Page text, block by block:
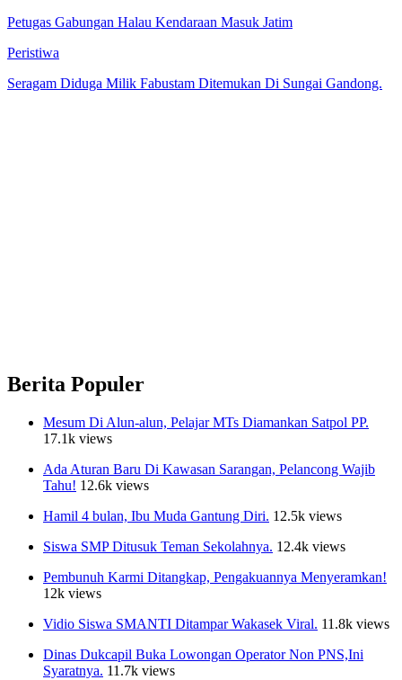
Petugas Gabungan Halau Kendaraan Masuk Jatim
Peristiwa
Seragam Diduga Milik Fabustam Ditemukan Di Sungai Gandong.
Berita Populer
Mesum Di Alun-alun, Pelajar MTs Diamankan Satpol PP.
17.1k views
Ada Aturan Baru Di Kawasan Sarangan, Pelancong Wajib
Tahu! 12.6k views
Hamil 4 bulan, Ibu Muda Gantung Diri. 12.5k views
Siswa SMP Ditusuk Teman Sekolahnya. 12.4k views
Pembunuh Karmi Ditangkap, Pengakuannya Menyeramkan!
12k views
Vidio Siswa SMANTI Ditampar Wakasek Viral. 11.8k views
Dinas Dukcapil Buka Lowongan Operator Non PNS,Ini
Syaratnya. 11.7k views